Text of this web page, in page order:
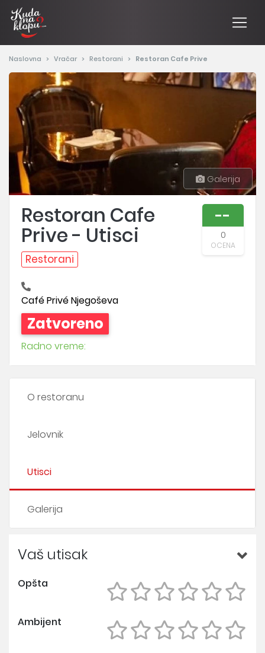
Naslovna Vračar Restorani Restoran Cafe Prive
Galerija
Restoran Cafe
Prive - Utisci
Restorani
Café Privé Njegoševa
Zatvoreno
Radno vreme:
--
0
OCENA
O restoranu
Jelovnik
Utisci
Galerija
Vaš utisak
Opšta
Ambijent